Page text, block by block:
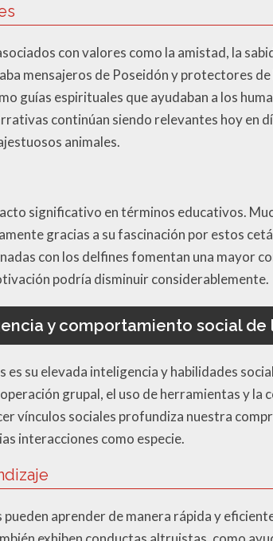
con valores como la amistad, la
mensajeros de Poseidón y protectores de
guías espirituales que ayudaban a los
continúan siendo relevantes hoy en
animales.
significativo en términos educativos.
gracias a su fascinación por estos
con los delfines fomentan una mayor
podría disminuir considerablemente.
y comportamiento social de
su elevada inteligencia y habilidades
grupal, el uso de herramientas y la
vínculos sociales profundiza nuestra
interacciones como especie.
aprender de manera rápida y